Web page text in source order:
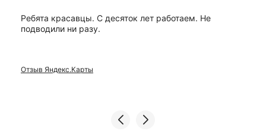
Ребята красавцы. С десяток лет работаем. Не
подводили ни разу.
Отзыв Яндекс.Карты